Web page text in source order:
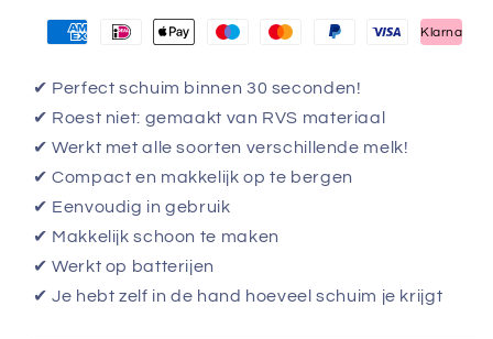
Klarna
✔ Perfect schuim binnen 30 seconden!
✔ Roest niet: gemaakt van RVS materiaal
✔ Werkt met alle soorten verschillende melk!
✔ Compact en makkelijk op te bergen
✔ Eenvoudig in gebruik
✔ Makkelijk schoon te maken
✔ Werkt op batterijen
✔ Je hebt zelf in de hand hoeveel schuim je krijgt